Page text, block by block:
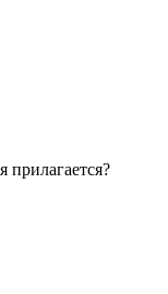
прилагается?